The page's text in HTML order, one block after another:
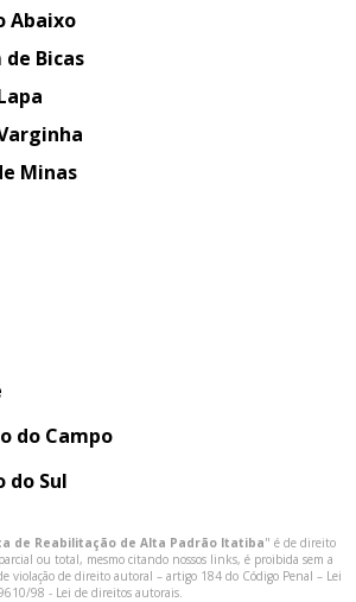
Abaixo
de Bicas
Varginha
Minas
do Campo
do Sul
de Reabilitação de Alta Padrão Itatiba" é de direito
ou total, mesmo citando nossos links, é proibida sem a
violação de direito autoral – artigo 184 do Código Penal – Lei
98 - Lei de direitos autorais.